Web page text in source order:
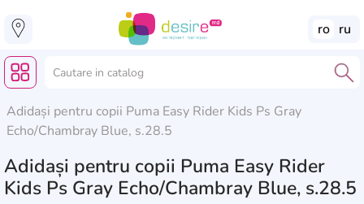
ro ru
Adidași pentru copii Puma Easy Rider Kids Ps Gray
Echo/Chambray Blue, s.28.5
Adidași pentru copii Puma Easy Rider
Kids Ps Gray Echo/Chambray Blue, s.28.5